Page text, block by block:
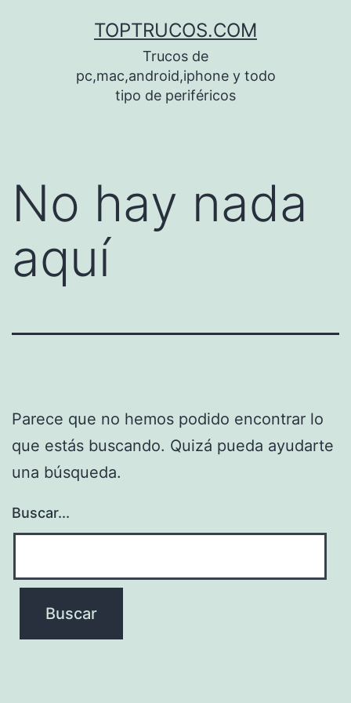
TOPTRUCOS.COM
Trucos de
pc,mac,android,iphone y todo
tipo de periféricos
No hay nada
aquí
Parece que no hemos podido encontrar lo
que estás buscando. Quizá pueda ayudarte
una búsqueda.
Buscar...